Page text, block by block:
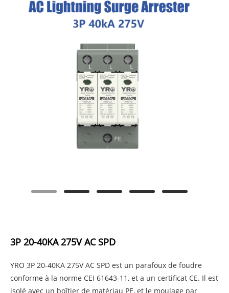
3P 20-40KA 275V AC SPD
YRO 3P 20-40KA 275V AC SPD est un parafoux de foudre
conforme à la norme CEI 61643-11, et a un certificat CE. Il est
isolé avec un boîtier de matériau PE, et le moulage par